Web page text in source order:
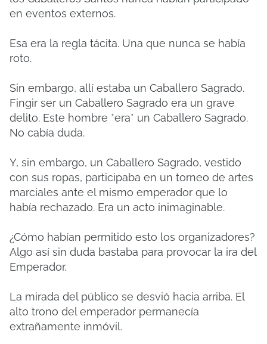
en eventos externos.
Esa era la regla tácita. Una que nunca se había
roto.
Sin embargo, allí estaba un Caballero Sagrado.
Fingir ser un Caballero Sagrado era un grave
delito. Este hombre *era* un Caballero Sagrado.
No cabía duda.
Y, sin embargo, un Caballero Sagrado, vestido
con sus ropas, participaba en un torneo de artes
marciales ante el mismo emperador que lo
había rechazado. Era un acto inimaginable.
¿Cómo habían permitido esto los organizadores?
Algo así sin duda bastaba para provocar la ira del
Emperador.
La mirada del público se desvió hacia arriba. El
alto trono del emperador permanecía
extrañamente inmóvil.